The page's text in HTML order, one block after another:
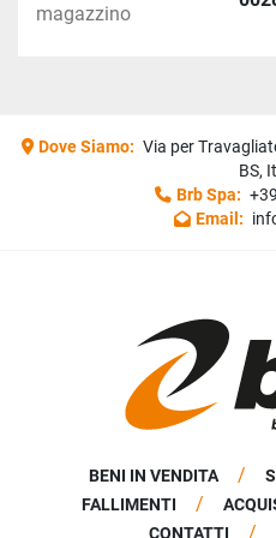
6".
ricircolo acqua nei serbatoi
Cassonetti porta tubi in
magazzino
Dove Siamo: Via per
BS,
Brb Spa:
Email:
BENI IN VENDITA
FALLIMENTI
CONTATTI